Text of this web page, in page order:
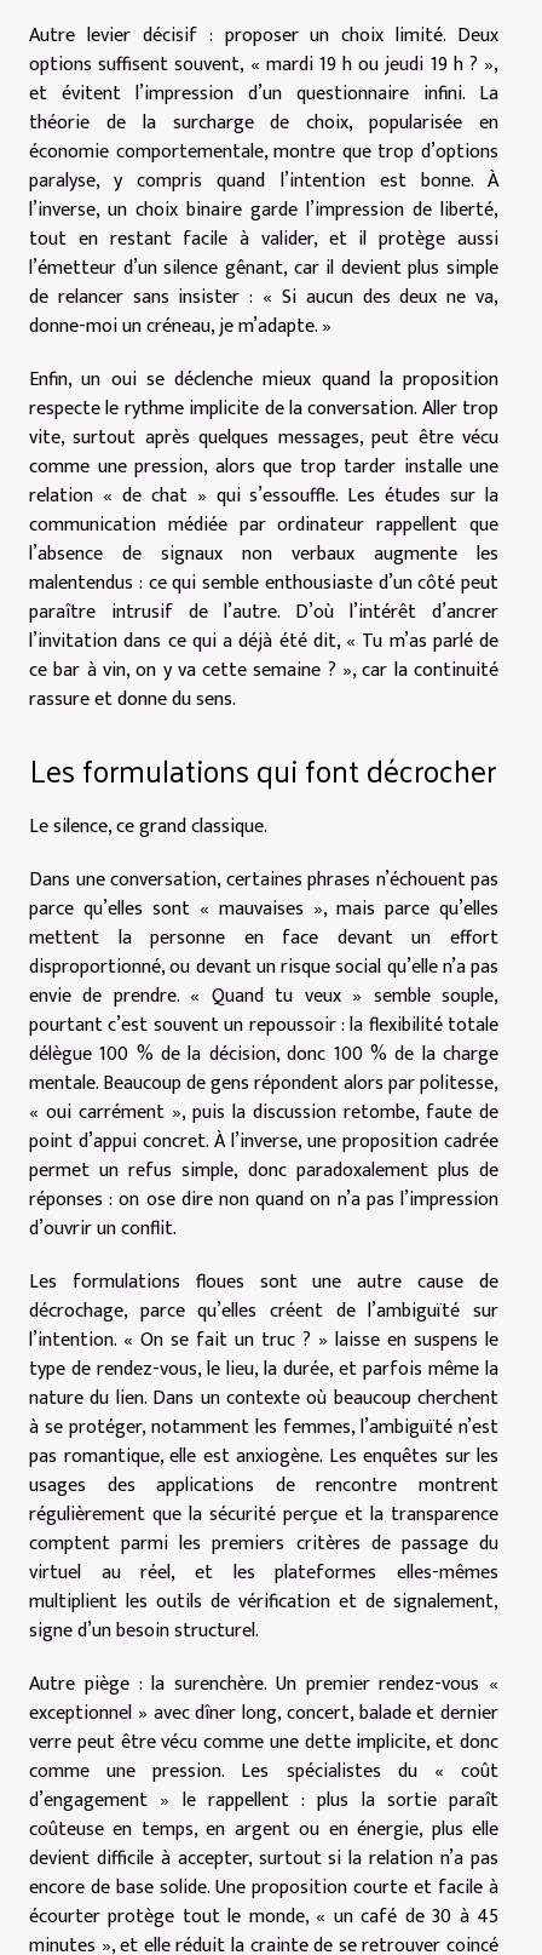
Autre levier décisif : proposer un choix limité. Deux
options suffisent souvent, « mardi 19 h ou jeudi 19 h ? »,
et évitent l’impression d’un questionnaire infini. La
théorie de la surcharge de choix, popularisée en
économie comportementale, montre que trop d’options
paralyse, y compris quand l’intention est bonne. À
l’inverse, un choix binaire garde l’impression de liberté,
tout en restant facile à valider, et il protège aussi
l’émetteur d’un silence gênant, car il devient plus simple
de relancer sans insister : « Si aucun des deux ne va,
donne-moi un créneau, je m’adapte. »
Enfin, un oui se déclenche mieux quand la proposition
respecte le rythme implicite de la conversation. Aller trop
vite, surtout après quelques messages, peut être vécu
comme une pression, alors que trop tarder installe une
relation « de chat » qui s’essouffle. Les études sur la
communication médiée par ordinateur rappellent que
l’absence de signaux non verbaux augmente les
malentendus : ce qui semble enthousiaste d’un côté peut
paraître intrusif de l’autre. D’où l’intérêt d’ancrer
l’invitation dans ce qui a déjà été dit, « Tu m’as parlé de
ce bar à vin, on y va cette semaine ? », car la continuité
rassure et donne du sens.
Les formulations qui font décrocher
Le silence, ce grand classique.
Dans une conversation, certaines phrases n’échouent pas
parce qu’elles sont « mauvaises », mais parce qu’elles
mettent la personne en face devant un effort
disproportionné, ou devant un risque social qu’elle n’a pas
envie de prendre. « Quand tu veux » semble souple,
pourtant c’est souvent un repoussoir : la flexibilité totale
délègue 100 % de la décision, donc 100 % de la charge
mentale. Beaucoup de gens répondent alors par politesse,
« oui carrément », puis la discussion retombe, faute de
point d’appui concret. À l’inverse, une proposition cadrée
permet un refus simple, donc paradoxalement plus de
réponses : on ose dire non quand on n’a pas l’impression
d’ouvrir un conflit.
Les formulations floues sont une autre cause de
décrochage, parce qu’elles créent de l’ambiguïté sur
l’intention. « On se fait un truc ? » laisse en suspens le
type de rendez-vous, le lieu, la durée, et parfois même la
nature du lien. Dans un contexte où beaucoup cherchent
à se protéger, notamment les femmes, l’ambiguïté n’est
pas romantique, elle est anxiogène. Les enquêtes sur les
usages des applications de rencontre montrent
régulièrement que la sécurité perçue et la transparence
comptent parmi les premiers critères de passage du
virtuel au réel, et les plateformes elles-mêmes
multiplient les outils de vérification et de signalement,
signe d’un besoin structurel.
Autre piège : la surenchère. Un premier rendez-vous «
exceptionnel » avec dîner long, concert, balade et dernier
verre peut être vécu comme une dette implicite, et donc
comme une pression. Les spécialistes du « coût
d’engagement » le rappellent : plus la sortie paraît
coûteuse en temps, en argent ou en énergie, plus elle
devient difficile à accepter, surtout si la relation n’a pas
encore de base solide. Une proposition courte et facile à
écourter protège tout le monde, « un café de 30 à 45
minutes », et elle réduit la crainte de se retrouver coincé